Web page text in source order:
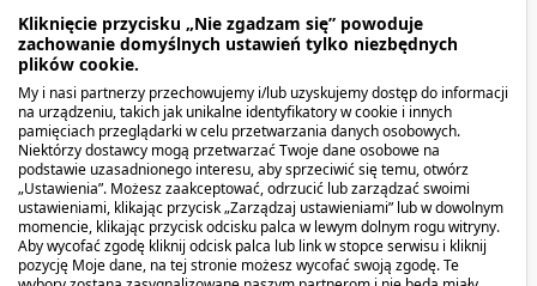
bakterii: Lactobacillus plantarum PL02,
Lactobacillus rhamnosus KL53A, Bifidobacterium
longum PL03. Badania naukowe wykazały
bezpieczeństwo i skuteczność działania
powyższych szczepów oraz potwierdziły ich
właściwości probiotyczne zgodne z wymogami
Światowej Organizacji Zdrowia (WHO). Lactoral
jest przeznaczony do stosowania u dzieci powyżej
3 roku życia i osób dorosłych w celu regeneracji
mikrobiomu w trakcie i po stosowaniu
Kliknięcie przycisku „Nie zgadzam się” powoduje
zachowanie domyślnych ustawień tylko niezbędnych
plików cookie.
My i nasi partnerzy przechowujemy i/lub uzyskujemy dostęp do informacji
na urządzeniu, takich jak unikalne identyfikatory w cookie i innych
pamięciach przeglądarki w celu przetwarzania danych osobowych.
Niektórzy dostawcy mogą przetwarzać Twoje dane osobowe na
podstawie uzasadnionego interesu, aby sprzeciwić się temu, otwórz
„Ustawienia”. Możesz zaakceptować, odrzucić lub zarządzać swoimi
ustawieniami, klikając przycisk „Zarządzaj ustawieniami” lub w dowolnym
momencie, klikając przycisk odcisku palca w lewym dolnym rogu witryny.
Aby wycofać zgodę kliknij odcisk palca lub link w stopce serwisu i kliknij
pozycję Moje dane, na tej stronie możesz wycofać swoją zgodę. Te